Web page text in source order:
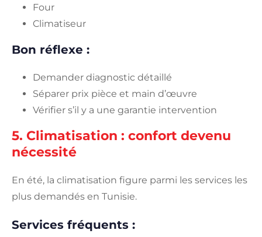
Four
Climatiseur
Bon réflexe :
Demander diagnostic détaillé
Séparer prix pièce et main d’œuvre
Vérifier s’il y a une garantie intervention
5. Climatisation : confort devenu
nécessité
En été, la climatisation figure parmi les services les
plus demandés en Tunisie.
Services fréquents :